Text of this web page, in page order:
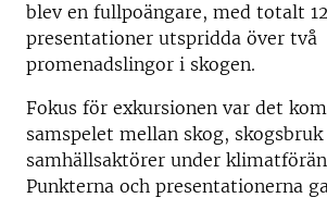
blev en fullpoängare, med totalt 12
presentationer utspridda över två
promenadslingor i skogen.
Fokus för exkursionen var det
samspelet mellan skog, skogsbruk
samhällsaktörer under
Punkterna och presentationerna